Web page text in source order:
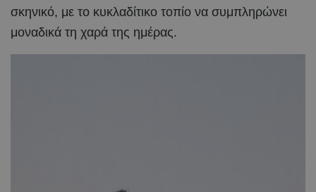
σκηνικό, με το κυκλαδίτικο τοπίο να συμπληρώνει
μοναδικά τη χαρά της ημέρας.